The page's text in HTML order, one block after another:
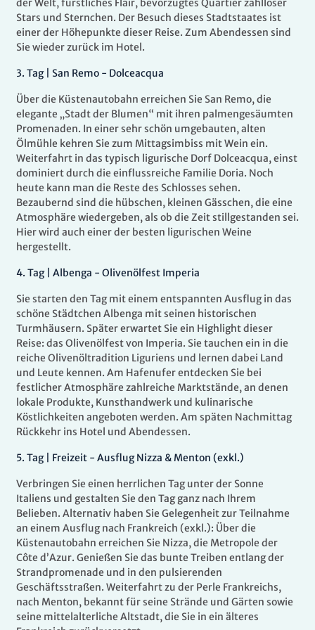
der Welt, fürstliches Flair, bevorzugtes Quartier zahlloser
Stars und Sternchen. Der Besuch dieses Stadtstaates ist
einer der Höhepunkte dieser Reise. Zum Abendessen sind
Sie wieder zurück im Hotel.
3. Tag | San Remo - Dolceacqua
Über die Küstenautobahn erreichen Sie San Remo, die
elegante „Stadt der Blumen“ mit ihren palmengesäumten
Promenaden. In einer sehr schön umgebauten, alten
Ölmühle kehren Sie zum Mittagsimbiss mit Wein ein.
Weiterfahrt in das typisch ligurische Dorf Dolceacqua, einst
dominiert durch die einflussreiche Familie Doria. Noch
heute kann man die Reste des Schlosses sehen.
Bezaubernd sind die hübschen, kleinen Gässchen, die eine
Atmosphäre wiedergeben, als ob die Zeit stillgestanden sei.
Hier wird auch einer der besten ligurischen Weine
hergestellt.
4. Tag | Albenga - Olivenölfest Imperia
Sie starten den Tag mit einem entspannten Ausflug in das
schöne Städtchen Albenga mit seinen historischen
Turmhäusern. Später erwartet Sie ein Highlight dieser
Reise: das Olivenölfest von Imperia. Sie tauchen ein in die
reiche Olivenöltradition Liguriens und lernen dabei Land
und Leute kennen. Am Hafenufer entdecken Sie bei
festlicher Atmosphäre zahlreiche Marktstände, an denen
lokale Produkte, Kunsthandwerk und kulinarische
Köstlichkeiten angeboten werden. Am späten Nachmittag
Rückkehr ins Hotel und Abendessen.
5. Tag | Freizeit - Ausflug Nizza & Menton (exkl.)
Verbringen Sie einen herrlichen Tag unter der Sonne
Italiens und gestalten Sie den Tag ganz nach Ihrem
Belieben. Alternativ haben Sie Gelegenheit zur Teilnahme
an einem Ausflug nach Frankreich (exkl.): Über die
Küstenautobahn erreichen Sie Nizza, die Metropole der
Côte d’Azur. Genießen Sie das bunte Treiben entlang der
Strandpromenade und in den pulsierenden
Geschäftsstraßen. Weiterfahrt zu der Perle Frankreichs,
nach Menton, bekannt für seine Strände und Gärten sowie
seine mittelalterliche Altstadt, die Sie in ein älteres